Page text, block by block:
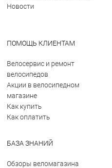
Новости
ПОМОЩЬ КЛИЕНТАМ
Велосервис и ремонт
велосипедов
Акции в велосипедном
магазине
Как купить
Как оплатить
БАЗА ЗНАНИЙ
Обзоры веломагазина